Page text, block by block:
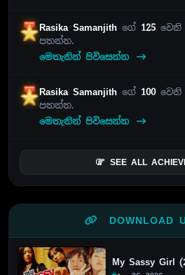
Rasika Samanjithගේ 125 වෙනි
පතන්න.
මෙතැනින් පිවිසෙන්න
Rasika Samanjithගේ 100වෙනි
පතන්න.
මෙතැනින් පිවිසෙන්න
SEE ALL
DOWNLOAD
My Sassy Girl